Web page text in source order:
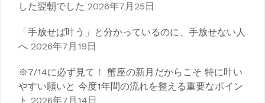
した翌朝でした 2026年7月25日
「手放せば叶う」と分かっているのに、手放せない人
へ 2026年7月19日
※7/14に必ず見て！ 蟹座の新月だからこそ 特に叶い
やすい願いと 今度1年間の流れを整える重要なポイン
ト 2026年7月14日